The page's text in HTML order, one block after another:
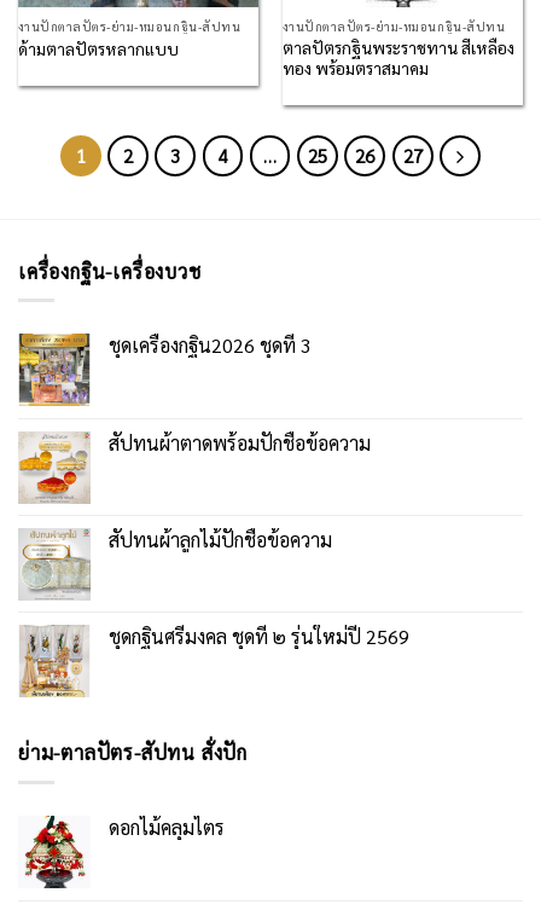
งานปักตาลปัตร-ย่าม-หมอนกฐิน-สัปทน
ด้ามตาลปัตรหลากแบบ
งานปักตาลปัตร-ย่าม-หมอนกฐิน-สัปทน
ตาลปัตรกฐินพระราชทาน สีเหลือง
ทอง พร้อมตราสมาคม
1 2 3 4 … 25 26 27
เครื่องกฐิน-เครื่องบวช
ชุดเครื่องกฐิน2026 ชุดที่ 3
สัปทนผ้าตาดพร้อมปักชื่อข้อความ
สัปทนผ้าลูกไม้ปักชื่อข้อความ
ชุดกฐินศรีมงคล ชุดที่ ๒ รุ่นใหม่ปี 2569
ย่าม-ตาลปัตร-สัปทน สั่งปัก
ดอกไม้คลุมไตร